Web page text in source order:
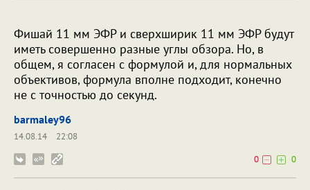
Фишай 11 мм ЭФР и сверхширик 11 мм ЭФР будут
иметь совершенно разные углы обзора. Но, в
общем, я согласен с формулой и, для нормальных
объективов, формула вполне подходит, конечно
не с точностью до секунд.
barmaley96
14.08.14
22:08
0
0